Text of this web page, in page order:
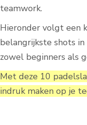
teamwork.
Hieronder volgt een
belangrijkste shots
zowel beginners als
Met deze 10
indruk maken op je